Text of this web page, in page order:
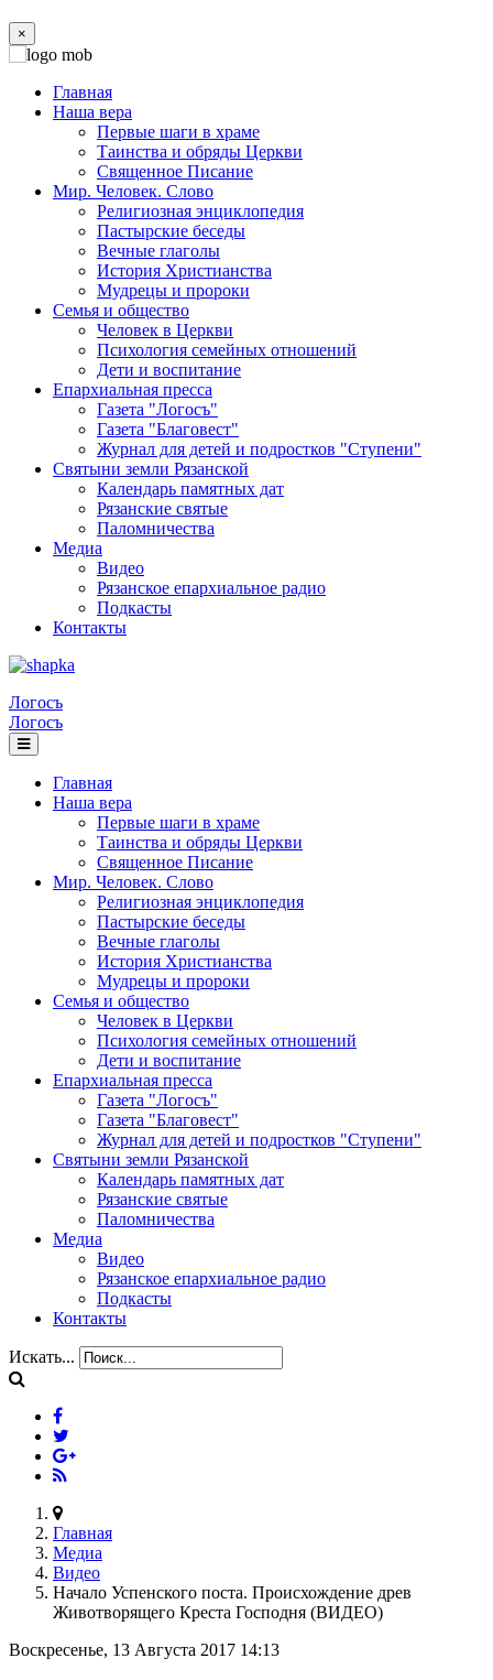
×
Главная
Наша вера
Первые шаги в храме
Таинства и обряды Церкви
Священное Писание
Мир. Человек. Слово
Религиозная энциклопедия
Пастырские беседы
Вечные глаголы
История Христианства
Мудрецы и пророки
Семья и общество
Человек в Церкви
Психология семейных отношений
Дети и воспитание
Епархиальная пресса
Газета "Логосъ"
Газета "Благовест"
Журнал для детей и подростков "Ступени"
Святыни земли Рязанской
Календарь памятных дат
Рязанские святые
Паломничества
Медиа
Видео
Рязанское епархиальное радио
Подкасты
Контакты
Логосъ
Логосъ
Главная
Наша вера
Первые шаги в храме
Таинства и обряды Церкви
Священное Писание
Мир. Человек. Слово
Религиозная энциклопедия
Пастырские беседы
Вечные глаголы
История Христианства
Мудрецы и пророки
Семья и общество
Человек в Церкви
Психология семейных отношений
Дети и воспитание
Епархиальная пресса
Газета "Логосъ"
Газета "Благовест"
Журнал для детей и подростков "Ступени"
Святыни земли Рязанской
Календарь памятных дат
Рязанские святые
Паломничества
Медиа
Видео
Рязанское епархиальное радио
Подкасты
Контакты
Искать...
Главная
Медиа
Видео
Начало Успенского поста. Происхождение древ
Животворящего Креста Господня (ВИДЕО)
Воскресенье, 13 Августа 2017 14:13